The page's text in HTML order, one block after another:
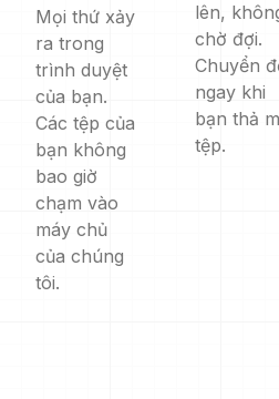
Mọi thứ xảy
ra trong
trình duyệt
của bạn.
Các tệp của
bạn không
bao giờ
chạm vào
máy chủ
của chúng
tôi.
lên,
chờ đợi.
Chuyển
ngay khi
bạn thả
tệp.